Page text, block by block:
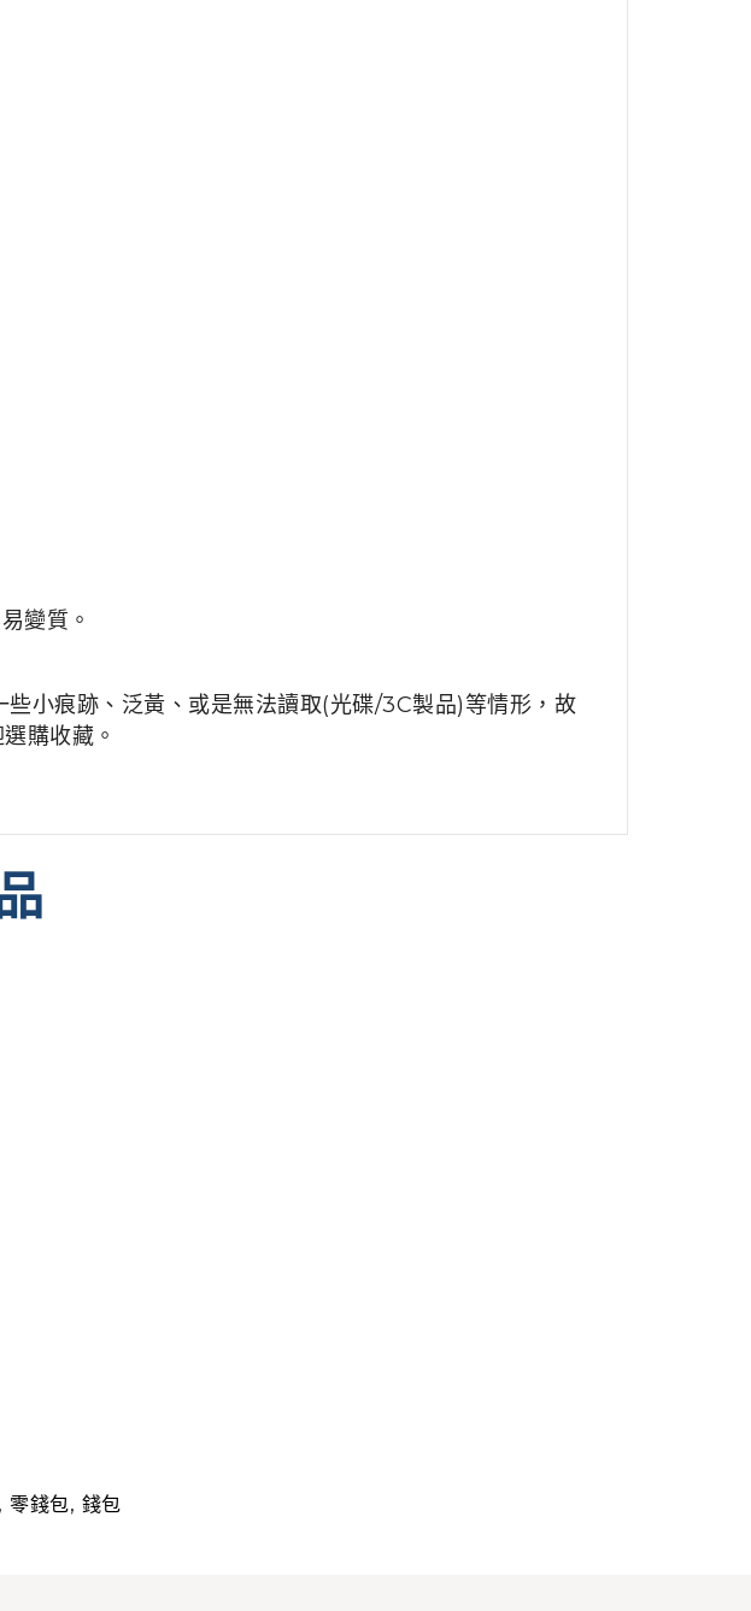
變質。
小痕跡、泛黃、或是無法讀取(光碟/3C製品)等情形，故
購收藏。
, 零錢包, 錢包